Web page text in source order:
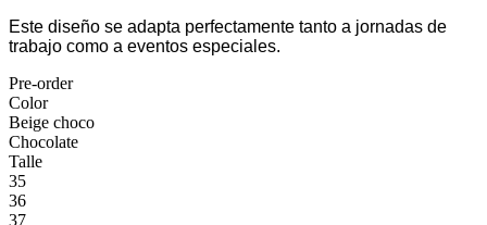
Este diseño se adapta perfectamente tanto a jornadas de
trabajo como a eventos especiales.
Pre-order
Color
Beige choco
Chocolate
Talle
35
36
37